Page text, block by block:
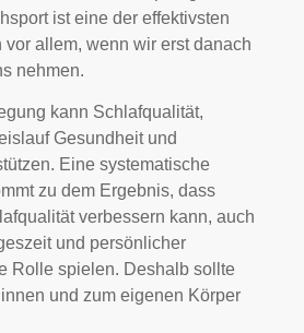
ist eine der effektivsten
vor allem, wenn wir erst danach
nehmen.
kann Schlafqualität,
Gesundheit und
Eine systematische
zu dem Ergebnis, dass
verbessern kann, auch
und persönlicher
Rolle spielen. Deshalb sollte
und zum eigenen Körper